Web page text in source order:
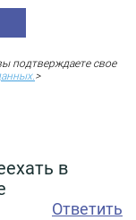
подтверждаете свое
>
в
Ответить